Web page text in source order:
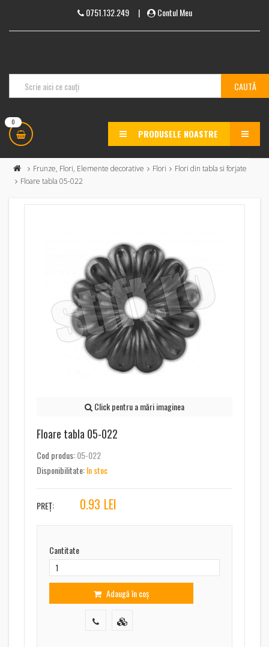
0751.132.249| Contul Meu
0
PRODUSELE NOASTRE MENU
Frunze, Flori, Elemente decorative Flori
Flori din tabla si forjate
Floare tabla 05-022
Click pentru a mări imaginea
Floare tabla 05-022
Cod produs:05-022
Disponibilitate:In stoc
PREȚ: 0.93 LEI
Cantitate
Adaugă în coș